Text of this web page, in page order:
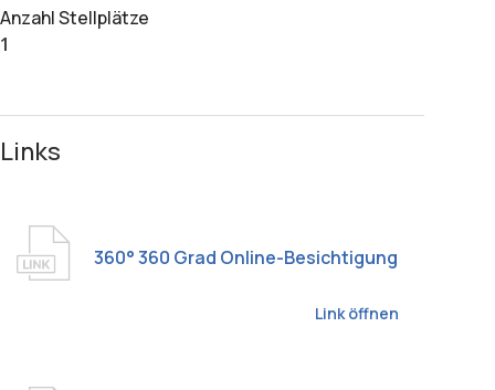
Anzahl Stellplätze
1
Links
360° 360 Grad Online-Besichtigung
Link öffnen